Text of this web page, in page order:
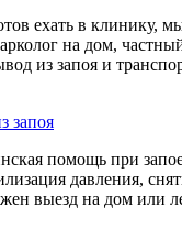
ехать в клинику,
на дом,
из запоя и
запоя
помощь при
давления,
выезд на дом или